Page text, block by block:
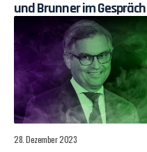
und Brunner im Gespräch
28. Dezember 2023